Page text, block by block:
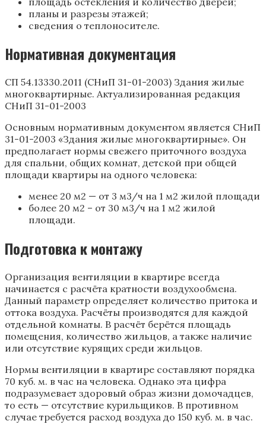
планы и разрезы этажей;
сведения о теплоносителе.
Нормативная документация
СП 54.13330.2011 (СНиП 31-01-2003) Здания жилые
многоквартирные. Актуализированная редакция
СНиП 31-01-2003
Основным нормативным документом является СНиП
31-01-2003 «Здания жилые многоквартирные». Он
предполагает нормы свежего приточного воздуха
для спальни, общих комнат, детской при общей
площади квартиры на одного человека:
менее 20 м2 — от 3 м3/ч на 1 м2 жилой площади
более 20 м2 – от 30 м3/ч на 1 м2 жилой
площади.
Подготовка к монтажу
Организация вентиляции в квартире всегда
начинается с расчёта кратности воздухообмена.
Данный параметр определяет количество притока и
оттока воздуха. Расчёты производятся для каждой
отдельной комнаты. В расчёт берётся площадь
помещения, количество жильцов, а также наличие
или отсутствие курящих среди жильцов.
Нормы вентиляции в квартире составляют порядка
70 куб. м. в час на человека. Однако эта цифра
подразумевает здоровый образ жизни домочадцев,
то есть — отсутствие курильщиков. В противном
случае требуется расход воздуха до 150 куб. м. в час.